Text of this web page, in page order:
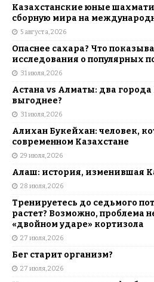
Казахстанские юные
сборную мира на
5 августа, 2026
Опаснее сахара? Что
исследования о популярных
31 июля, 2026
Астана vs Алматы: два
выгоднее?
31 июля, 2026
Алихан Букейхан: человек,
современном Казахстане
29 июля, 2026
Алаш: история, изменившая
28 июля, 2026
Тренируетесь до седьмого
растет? Возможно, проблема
«двойном ударе» кортизола
27 июля, 2026
Бег старит организм?
27 июля, 2026